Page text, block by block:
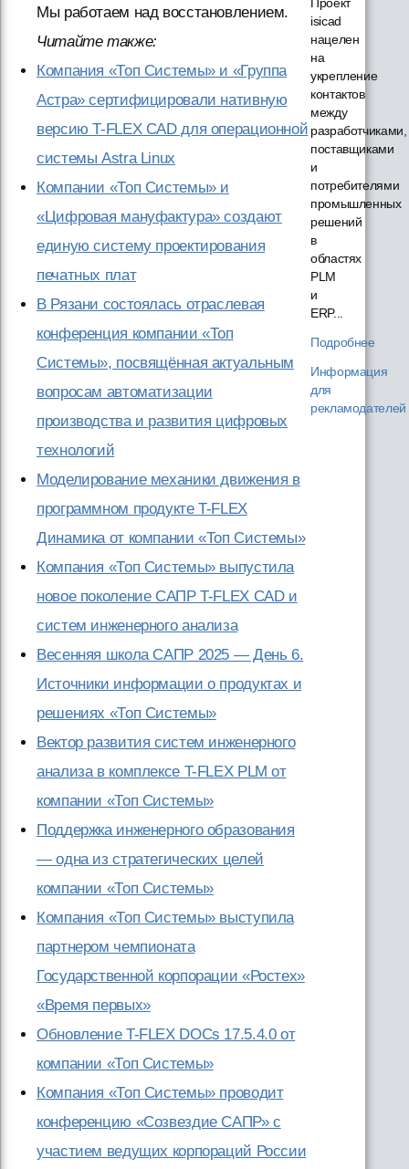
Мы работаем над восстановлением.
Читайте также:
Компания «Топ Системы» и «Группа
Астра» сертифицировали нативную
версию T-FLEX CAD для операционной
системы Astra Linux
Компании «Топ Системы» и
«Цифровая мануфактура» создают
единую систему проектирования
печатных плат
В Рязани состоялась отраслевая
конференция компании «Топ
Системы», посвящённая актуальным
вопросам автоматизации
производства и развития цифровых
технологий
Моделирование механики движения в
программном продукте T-FLEX
Динамика от компании «Топ Системы»
Компания «Топ Системы» выпустила
новое поколение САПР T-FLEX CAD и
систем инженерного анализа
Весенняя школа САПР 2025 — День 6.
Источники информации о продуктах и
решениях «Топ Системы»
Вектор развития систем инженерного
анализа в комплексе T-FLEX PLM от
компании «Топ Системы»
Поддержка инженерного образования
— одна из стратегических целей
компании «Топ Системы»
Компания «Топ Системы» выступила
партнером чемпионата
Государственной корпорации «Ростех»
«Время первых»
Обновление T-FLEX DOCs 17.5.4.0 от
компании «Топ Системы»
Компания «Топ Системы» проводит
конференцию «Созвездие САПР» с
участием ведущих корпораций России
isicad
нацелен
на
укрепление
контактов
между
разработчиками,
поставщиками
и
потребителями
промышленных
решений
в
областях
PLM
и
ERP...
Подробнее
Информация
для
рекламодателей